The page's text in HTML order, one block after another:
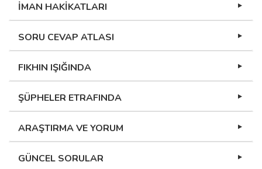
İMAN HAKİKATLARI
SORU CEVAP ATLASI
FIKHIN IŞIĞINDA
ŞÜPHELER ETRAFINDA
ARAŞTIRMA VE YORUM
GÜNCEL SORULAR